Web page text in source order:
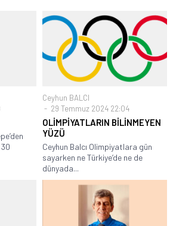
Ceyhun BALCI
29 Temmuz 2024 22:04
OLİMPİYATLARIN BİLİNMEYEN
YÜZÜ
Ceyhun Balcı Olimpiyatlara gün
sayarken ne Türkiye’de ne de
dünyada...